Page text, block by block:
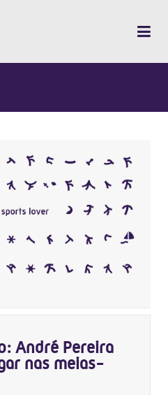
André Pereira
nas meias-